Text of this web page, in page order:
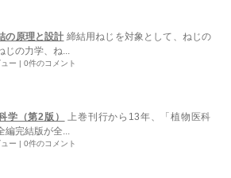
の原理と設計 締結用ねじを対象として、ねじの
じの力学、ね...
ー 0件のコメント
学（第2版）
上巻刊行から13年、「植物医科
編完結版が全...
ー 0件のコメント